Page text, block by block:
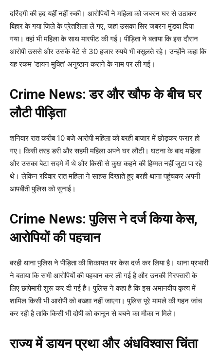
दरिंदगी की हद यहीं नहीं रुकी। आरोपियों ने महिला को जबरन घर से उठाकर
बिहार के गया जिले के प्रेतशिला ले गए, जहां उसका सिर जबरन मुंडवा दिया
गया। वहां भी महिला के साथ मारपीट की गई। पीड़िता ने बताया कि इस दौरान
आरोपी उससे और उसके बेटे से 30 हजार रुपये भी वसूलते रहे। उन्होंने कहा कि
यह रकम ‘डायन मुक्ति’ अनुष्ठान कराने के नाम पर ली गई।
Crime News: डर और खौफ के बीच घर
लौटी पीड़िता
शनिवार रात करीब 10 बजे आरोपी महिला को बरही बाजार में छोड़कर फरार हो
गए। किसी तरह डरी और सहमी महिला अपने घर लौटी। घटना के बाद महिला
और उसका बेटा सदमे में थे और किसी से कुछ कहने की हिम्मत नहीं जुटा पा रहे
थे। लेकिन रविवार रात महिला ने साहस दिखाते हुए बरही थाना पहुंचकर अपनी
आपबीती पुलिस को सुनाई।
Crime News: पुलिस ने दर्ज किया केस,
आरोपियों की पहचान
बरही थाना पुलिस ने पीड़िता की शिकायत पर केस दर्ज कर लिया है। थाना प्रभारी
ने बताया कि सभी आरोपियों की पहचान कर ली गई है और उनकी गिरफ्तारी के
लिए छापेमारी शुरू कर दी गई है। पुलिस ने कहा है कि इस अमानवीय कृत्य में
शामिल किसी भी आरोपी को बख्शा नहीं जाएगा। पुलिस पूरे मामले की गहन जांच
कर रही है ताकि किसी भी दोषी को कानून से बचने का मौका न मिले।
राज्य में डायन प्रथा और अंधविश्वास चिंता